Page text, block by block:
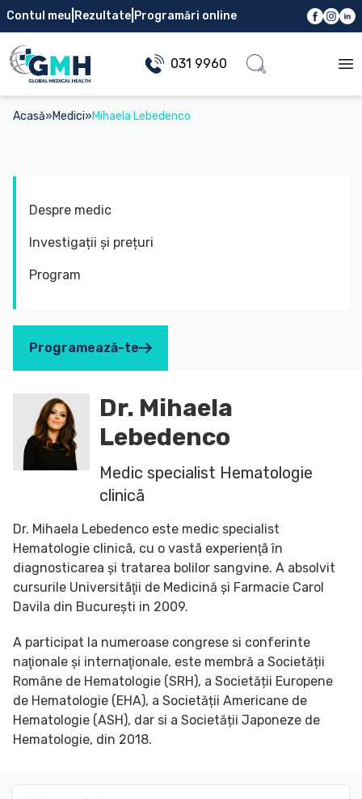
Contul meu Rezultate Programări online
031 9960
Acasă»Medici»Mihaela Lebedenco
Despre medic
Investigații și prețuri
Program
Programează-te
Dr. Mihaela
Lebedenco
Medic specialist Hematologie
clinicã
Dr. Mihaela Lebedenco este medic specialist
Hematologie clinicã, cu o vastã experienţã în
diagnosticarea și tratarea bolilor sangvine. A absolvit
cursurile Universitãţii de Medicină și Farmacie Carol
Davila din București in 2009.
A participat la numeroase congrese si conferinte
naţionale și internaţionale, este membră a Societății
Române de Hematologie (SRH), a Societății Europene
de Hematologie (EHA), a Societății Americane de
Hematologie (ASH), dar si a Societății Japoneze de
Hematologie, din 2018.